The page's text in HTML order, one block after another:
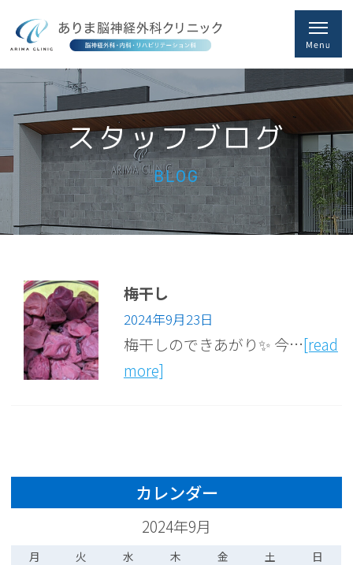
スタッフブログ
BLOG
梅干し
2024年9月23日
梅干しのできあがり✨ 今…[read
more]
カレンダー
2024年9月
月 火 水 木 金 土 日